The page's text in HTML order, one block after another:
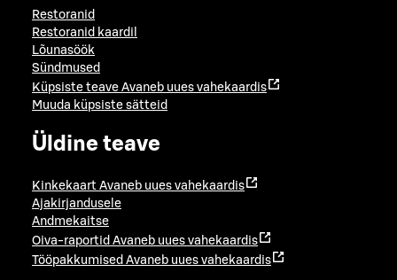
Restoranid
Restoranid kaardil
Lõunasöök
Sündmused
Küpsiste teave Avaneb uues vahekaardis
Muuda küpsiste sätteid
Üldine teave
Kinkekaart Avaneb uues vahekaardis
Ajakirjandusele
Andmekaitse
Oiva-raportid Avaneb uues vahekaardis
Tööpakkumised Avaneb uues vahekaardis